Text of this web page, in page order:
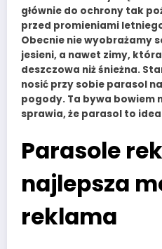
głównie do ochrony tak
przed promieniami
Obecnie nie wyobrażamy
jesieni, a nawet zimy,
deszczowa niż śnieżna.
nosić przy sobie parasol
pogody. Ta bywa bowiem
sprawia, że parasol to
Parasole
najlepsza
reklama